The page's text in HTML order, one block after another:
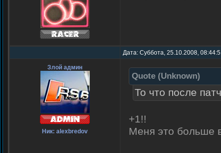
Дата: Суббота, 25.10.2008,
Злой админ
Ник: alexbredov
Quote (Unknown)
То что после
+1!!
Меня это больше